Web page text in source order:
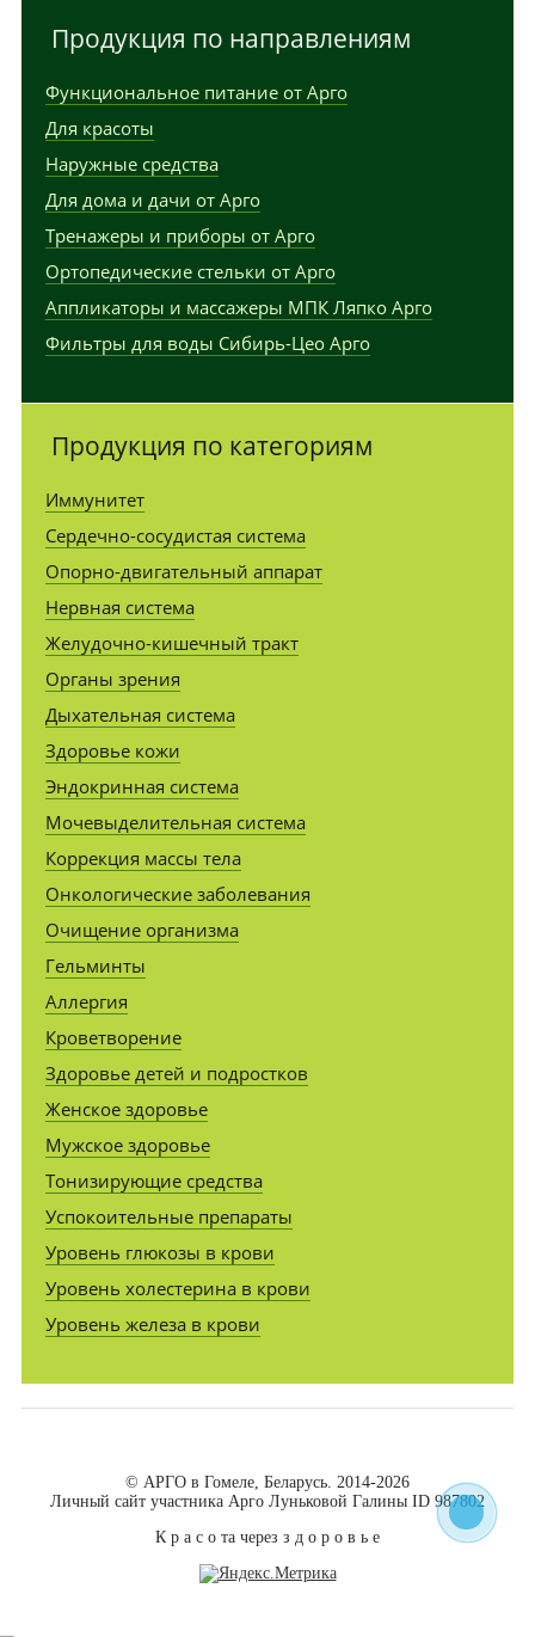
Продукция по направлениям
Функциональное питание от Арго
Для красоты
Наружные средства
Для дома и дачи от Арго
Тренажеры и приборы от Арго
Ортопедические стельки от Арго
Аппликаторы и массажеры МПК Ляпко Арго
Фильтры для воды Сибирь-Цео Арго
Продукция по категориям
Иммунитет
Сердечно-сосудистая система
Опорно-двигательный аппарат
Нервная система
Желудочно-кишечный тракт
Органы зрения
Дыхательная система
Здоровье кожи
Эндокринная система
Мочевыделительная система
Коррекция массы тела
Онкологические заболевания
Очищение организма
Гельминты
Аллергия
Кроветворение
Здоровье детей и подростков
Женское здоровье
Мужское здоровье
Тонизирующие средства
Успокоительные препараты
Уровень глюкозы в крови
Уровень холестерина в крови
Уровень железа в крови
© АРГО в Гомеле, Беларусь. 2014-2026
Личный сайт участника Арго Луньковой Галины ID 987802
К р а с о та через з д о р о в ь е